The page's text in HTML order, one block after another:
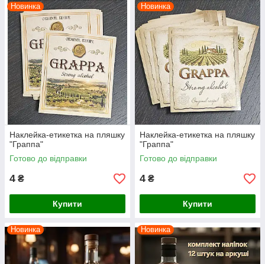
Новинка
Наклейка-етикетка на пляшку
"Граппа"
Готово до відправки
4 ₴
Купити
Новинка
Наклейка-етикетка на пляшку
"Граппа"
Готово до відправки
4 ₴
Купити
Новинка Новинка